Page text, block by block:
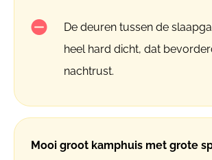
De deuren tussen de
heel hard dicht, dat
nachtrust.
Mooi groot kamphuis met grote